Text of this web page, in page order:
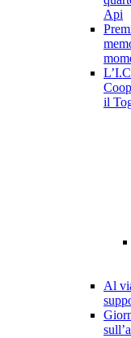
Api
il
Al